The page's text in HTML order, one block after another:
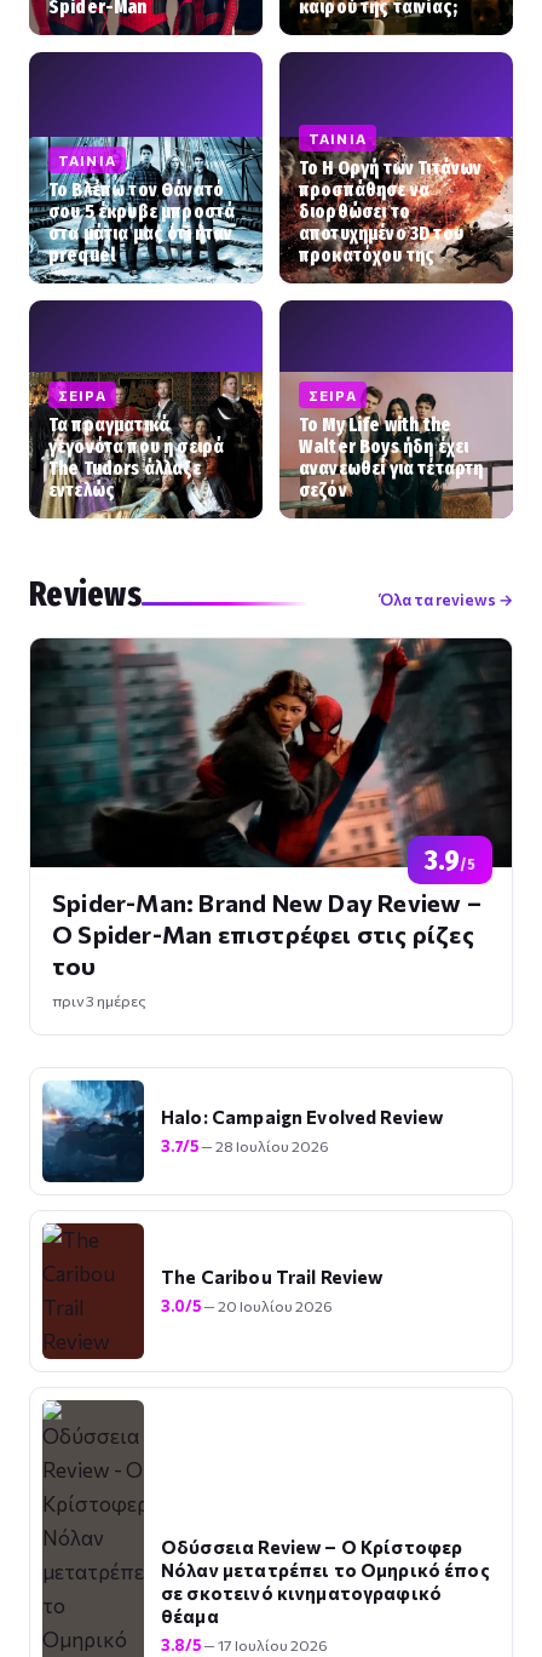
Spider-Man καιρού της ταινίας;
ΤΑΙΝΊΑ
Το Βλέπω τον Θάνατό
σου 5 έκρυβε μπροστά
στα μάτια μας ότι ήταν
prequel
ΤΑΙΝΊΑ
To Η Οργή των Τιτάνων
προσπάθησε να
διορθώσει το
αποτυχημένο 3D του
προκατόχου της
ΣΕΙΡΆ
Τα πραγματικά
γεγονότα που η σειρά
The Tudors άλλαξε
εντελώς
ΣΕΙΡΆ
Το My Life with the
Walter Boys ήδη έχει
ανανεωθεί για τέταρτη
σεζόν
Reviews Όλα τα reviews →
3.9/5
Spider-Man: Brand New Day Review –
Ο Spider-Man επιστρέφει στις ρίζες
του
πριν 3 ημέρες
Halo: Campaign Evolved Review
3.7/5— 28 Ιουλίου 2026
The Caribou Trail Review
3.0/5— 20 Ιουλίου 2026
Οδύσσεια Review – Ο Κρίστοφερ
Νόλαν μετατρέπει το Ομηρικό έπος
σε σκοτεινό κινηματογραφικό
θέαμα
3.8/5— 17 Ιουλίου 2026